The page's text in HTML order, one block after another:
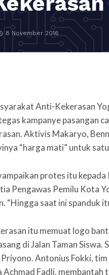
8 November 2016
Anti-Kekerasan
kampanye pasangan
Aktivis Makaryo,
“harga mati” untuk
protes itu
Pengawas Pemilu Kota
“Hingga saat ini spanduk
itu memuat logo
di Jalan Taman
Antonius Fokki,
Fadli, membantah